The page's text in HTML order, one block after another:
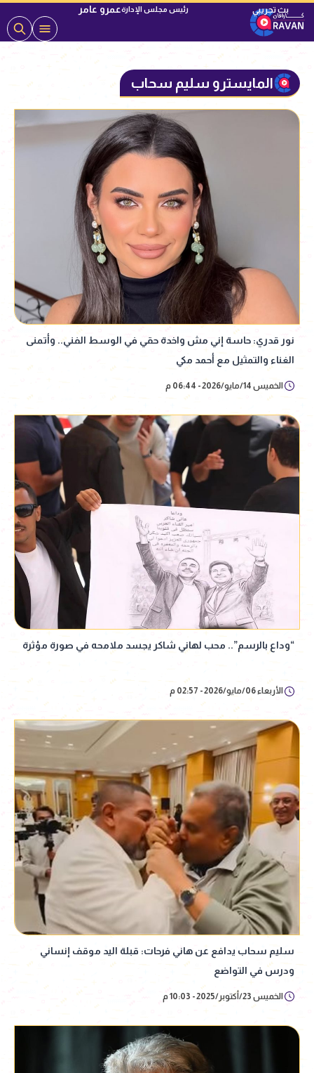
رئيس مجلس الإدارةعمرو عامر
المايسترو سليم سحاب
نور قدري: حاسة إني مش واخدة حقي في الوسط الفني.. وأتمنى
الغناء والتمثيل مع أحمد مكي
الخميس 14/مايو/2026 - 06:44 م
“وداع بالرسم”.. محب لهاني شاكر يجسد ملامحه في صورة مؤثرة
الأربعاء 06/مايو/2026 - 02:57 م
سليم سحاب يدافع عن هاني فرحات: قبلة اليد موقف إنساني
ودرس في التواضع
الخميس 23/أكتوبر/2025 - 10:03 م